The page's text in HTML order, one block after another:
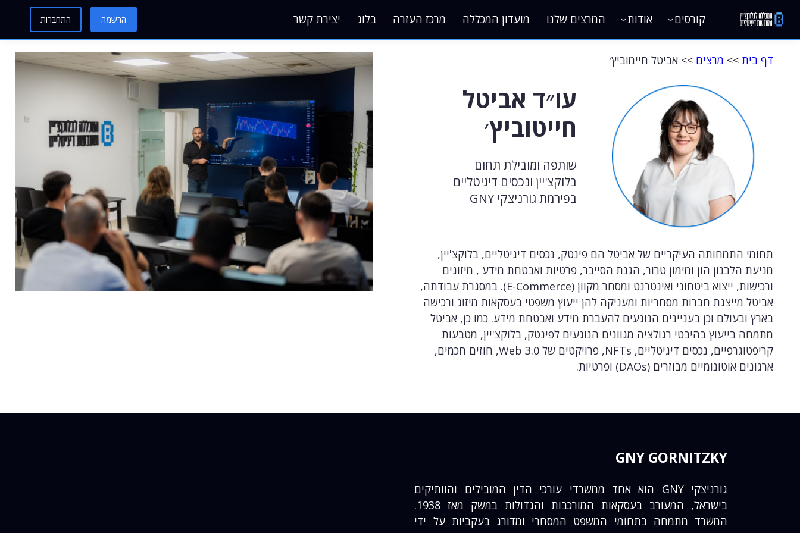
קורסים אודות המרצים שלנו מועדון המכללה מרכז העזרה בלוג יצירת קשר הרשמה התחברות
דף בית >> מרצים >> אביטל חיימוביץ׳
עו״ד אביטל
חייטוביץ׳
שותפה ומובילת תחום
בלוקצ'יין ונכסים דיגיטליים
בפירמת גורניצקי GNY
תחומי התמחותה העיקריים של אביטל הם פינטק, נכסים דיגיטליים, בלוקצ'יין,
מניעת הלבנון הון ומימון טרור, הגנת הסייבר, פרטיות ואבטחת מידע , מיזוגים
ורכישות, ייצוא ביטחוני ואינטרנט ומסחר מקוון (E-Commerce). במסגרת עבודתה,
אביטל מייצגת חברות מסחריות ומעניקה להן ייעוץ משפטי בעסקאות מיזוג ורכישה
בארץ ובעולם וכן בעניינים הנוגעים להעברת מידע ואבטחת מידע. כמו כן, אביטל
מתמחה בייעוץ בהיבטי רגולציה מגוונים הנוגעים לפינטק, בלוקצ'יין, מטבעות
קריפטוגרפיים, נכסים דיגיטליים, NFTs, פרויקטים של Web 3.0, חוזים חכמים,
ארגונים אוטונומיים מבוזרים (DAOs) ופרטיות.
GNY GORNITZKY
גורניצקי GNY הוא אחד ממשרדי עורכי הדין המובילים והוותיקים
בישראל, המעורב בעסקאות המורכבות והגדולות במשק מאז 1938.
המשרד מתמחה בתחומי המשפט המסחרי ומדורג בעקביות על ידי